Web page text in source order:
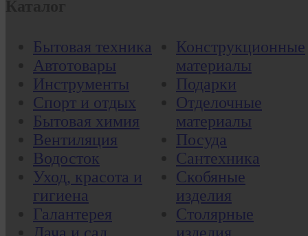
Бытовая техника
Автотовары
Инструменты
Спорт и отдых
Бытовая химия
Вентиляция
Водосток
Уход, красота и
гигиена
Галантерея
Конструкционные
материалы
Подарки
Отделочные
материалы
Посуда
Сантехника
Скобяные
изделия
Столярные